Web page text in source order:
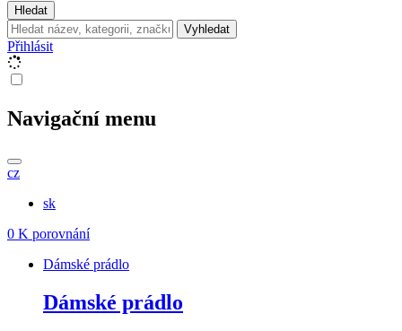
Hledat
Vyhledat
Přihlásit
Navigační menu
cz
sk
0 K porovnání
Dámské prádlo
Dámské prádlo